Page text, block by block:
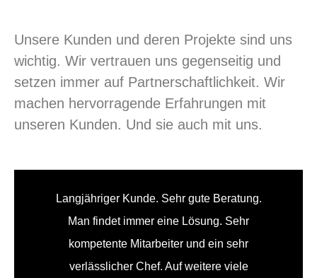
Unsere Kunden und deren Projekte sind uns
wichtig. Wir vertrauen uns gegenseitig und
setzen immer auf Partnerschaftlichkeit. Wir
machen hervorragende Erfahrungen mit
unseren Kunden. Und sie auch mit uns.
Langjähriger Kunde. Sehr gute Beratung.
Man findet immer eine Lösung. Sehr
kompetente Mitarbeiter und ein sehr
verlässlicher Chef. Auf weitere viele